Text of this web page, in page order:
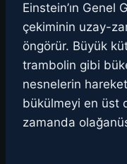
Einstein’ın Genel
çekiminin uzay-
öngörür. Büyük
trambolin gibi
nesnelerin
bükülmeyi en üst
zamanda